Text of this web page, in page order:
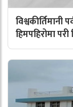
विश्वकीर्तिमानी
हिमपहिरोमा